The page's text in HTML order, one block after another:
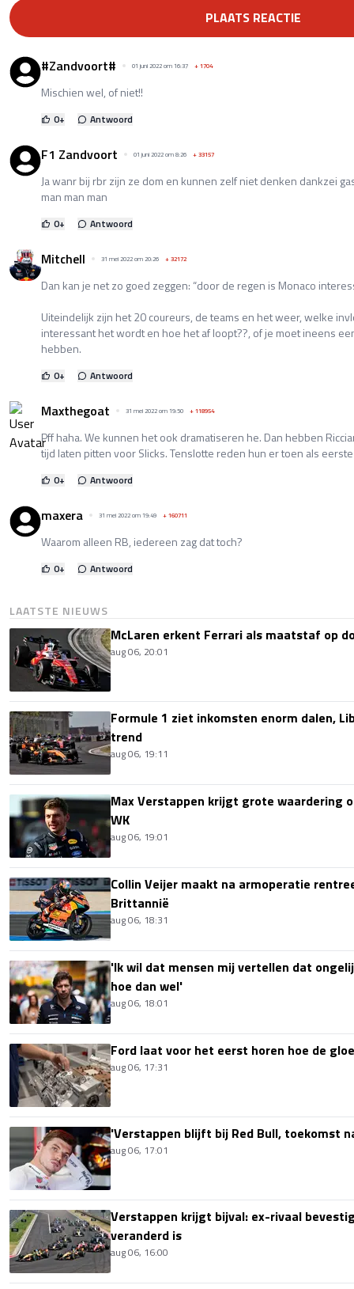
PLAATS REACTIE
#Zandvoort# 01 juni 2022 om 16:37 +1704
Mischien wel, of niet!!
0+ Antwoord
F1 Zandvoort 01 juni 2022 om 8:26 +33157
Ja wanr bij rbr zijn ze dom en kunnen zelf niet denken dankzei
man man man
0+ Antwoord
Mitchell 31 mei 2022 om 20:26 +32172
Dan kan je net zo goed zeggen: “door de regen is Monaco
Uiteindelijk zijn het 20 coureurs, de teams en het weer, welke
interessant het wordt en hoe het af loopt??, of je moet ineens
hebben.
0+ Antwoord
Maxthegoat 31 mei 2022 om 19:50 +118954
Pff haha. We kunnen het ook dramatiseren he. Dan hebben
tijd laten pitten voor Slicks. Tenslotte reden hun er toen als
0+ Antwoord
maxera 31 mei 2022 om 19:49 +160711
Waarom alleen RB, iedereen zag dat toch?
0+ Antwoord
LAATSTE NIEUWS
McLaren erkent Ferrari als maatstaf op
aug 06, 20:01
Formule 1 ziet inkomsten enorm dalen,
trend
aug 06, 19:11
Max Verstappen krijgt grote waardering
WK
aug 06, 19:01
Collin Veijer maakt na armoperatie
Brittannië
aug 06, 18:31
'Ik wil dat mensen mij vertellen dat
hoe dan wel'
aug 06, 18:01
Ford laat voor het eerst horen hoe de
aug 06, 17:31
'Verstappen blijft bij Red Bull, toekomst
aug 06, 17:01
Verstappen krijgt bijval: ex-rivaal
veranderd is
aug 06, 16:00